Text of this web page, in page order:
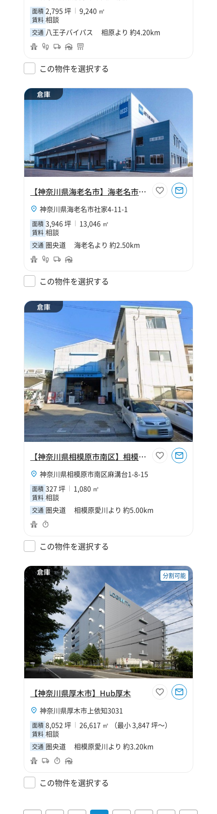
面積 2,795 坪 9,240 ㎡
賃料 相談
交通 八王子バイパス 相原より 約4.20km
この物件を選択する
倉庫
【神奈川県海老名市】海老名市社家4丁目3946坪倉庫（寄託）
神奈川県海老名市社家4-11-1
面積 3,946 坪 13,046 ㎡
賃料 相談
交通 圏央道 海老名より 約2.50km
この物件を選択する
倉庫
【神奈川県相模原市南区】相模原市南区麻溝台1丁目327坪倉庫
神奈川県相模原市南区麻溝台1-8-15
面積 327 坪 1,080 ㎡
賃料 相談
交通 圏央道 相模原愛川より 約5.00km
この物件を選択する
倉庫 分割可能
【神奈川県厚木市】Hub厚木
神奈川県厚木市上依知3031
面積 8,052 坪 26,617 ㎡ （最小 3,847 坪～）
賃料 相談
交通 圏央道 相模原愛川より 約3.20km
この物件を選択する